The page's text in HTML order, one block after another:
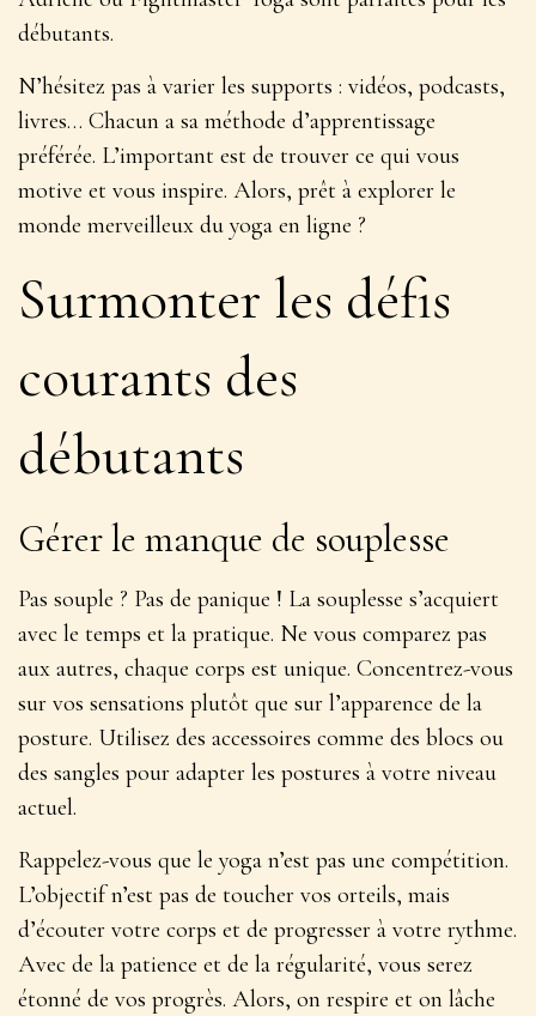
débutants.
N’hésitez pas à varier les supports : vidéos, podcasts,
livres… Chacun a sa méthode d’apprentissage
préférée. L’important est de trouver ce qui vous
motive et vous inspire. Alors, prêt à explorer le
monde merveilleux du yoga en ligne ?
Surmonter les défis
courants des
débutants
Gérer le manque de souplesse
Pas souple ? Pas de panique ! La souplesse s’acquiert
avec le temps et la pratique. Ne vous comparez pas
aux autres, chaque corps est unique. Concentrez-vous
sur vos sensations plutôt que sur l’apparence de la
posture. Utilisez des accessoires comme des blocs ou
des sangles pour adapter les postures à votre niveau
actuel.
Rappelez-vous que le yoga n’est pas une compétition.
L’objectif n’est pas de toucher vos orteils, mais
d’écouter votre corps et de progresser à votre rythme.
Avec de la patience et de la régularité, vous serez
étonné de vos progrès. Alors, on respire et on lâche